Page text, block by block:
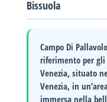
Bissuola
Campo Di
riferimento per
Venezia, situato
Venezia, in
immersa nella